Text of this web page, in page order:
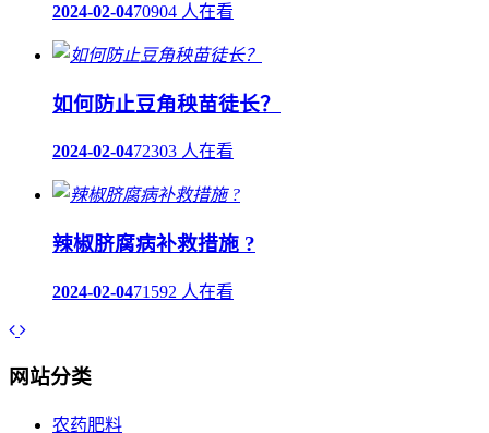
2024-02-0470904 人在看
如何防止豆角秧苗徒长？
2024-02-0472303 人在看
辣椒脐腐病补救措施 ?
2024-02-0471592 人在看
网站分类
农药肥料